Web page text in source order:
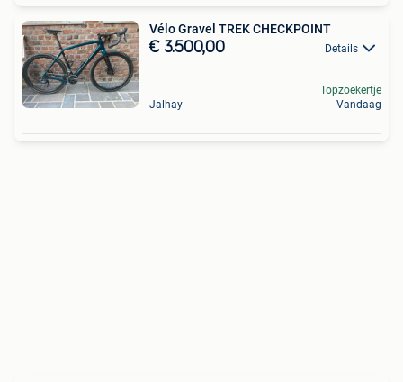
Vélo Gravel TREK CHECKPOINT
€ 3.500,00 Details
Jalhay
Topzoekertje
Vandaag